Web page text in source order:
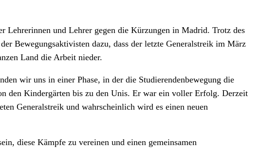
Lehrerinnen und Lehrer gegen die Kürzungen in Madrid. Trotz des
Bewegungsaktivisten dazu, dass der letzte Generalstreik im März
Land die Arbeit nieder.
wir uns in einer Phase, in der die Studierendenbewegung die
den Kindergärten bis zu den Unis. Er war ein voller Erfolg. Derzeit
Generalstreik und wahrscheinlich wird es einen neuen
diese Kämpfe zu vereinen und einen gemeinsamen